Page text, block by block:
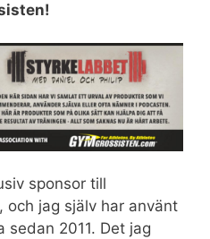
sponsor till
jag själv har använt
2011. Det jag